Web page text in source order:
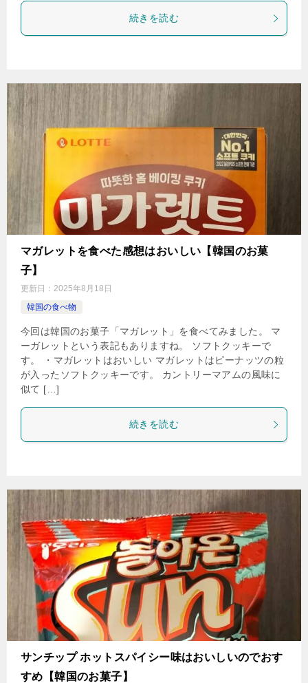
続きを読む
マガレットを食べた感想はおいしい【韓国のお菓
子】
更新日： 2025年8月18日
韓国の食べ物
今回は韓国のお菓子「マガレット」を食べてみました。 マ
ーガレットという表記もありますね。 ソフトクッキーで
す。 ・マガレットはおいしい マガレットはピーナッツの粒
が入ったソフトクッキーです。 カントリーマアムの風味に
似て […]
続きを読む
サンチップ ホットスパイシー味はおいしいのでおす
すめ【韓国のお菓子】